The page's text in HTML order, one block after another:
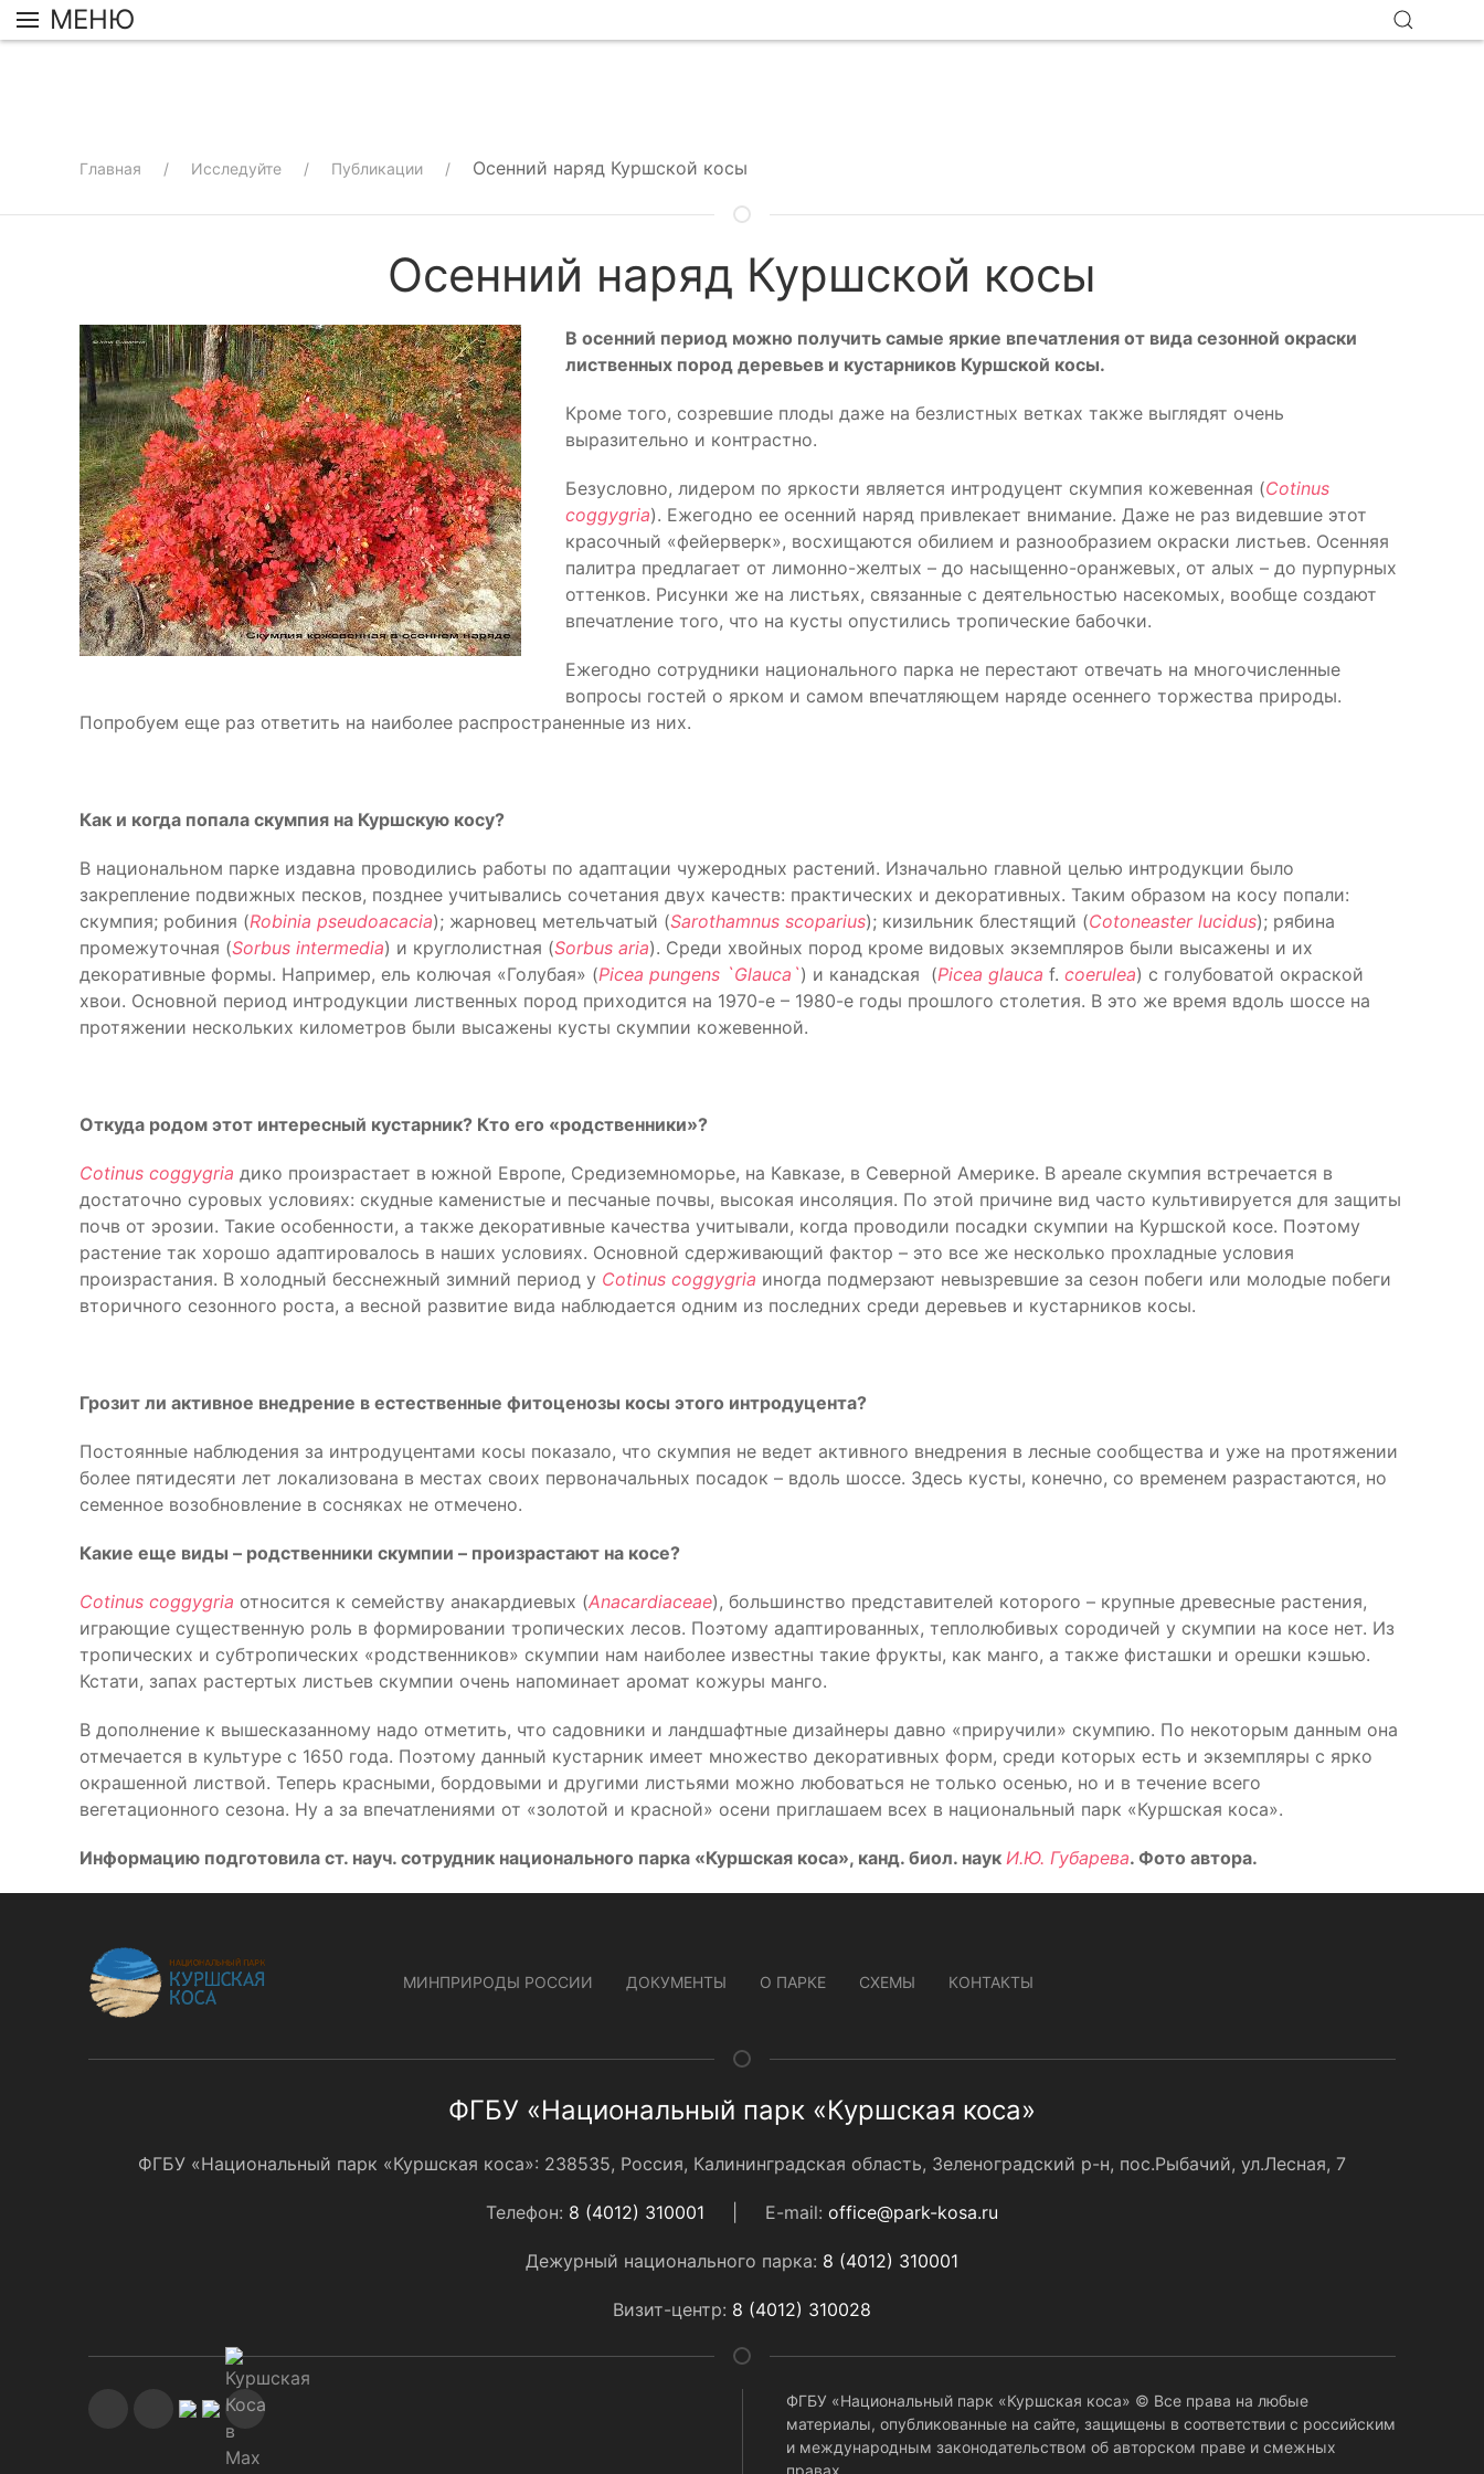
МЕНЮ
Главная Исследуйте Публикации Осенний наряд Куршской косы
Осенний наряд Куршской косы
В осенний период можно получить самые яркие впечатления от вида сезонной окраски
лиственных пород деревьев и кустарников Куршской косы.
Кроме того, созревшие плоды даже на безлистных ветках также выглядят очень
выразительно и контрастно.
Безусловно, лидером по яркости является интродуцент скумпия кожевенная (Cotinus
coggygria). Ежегодно ее осенний наряд привлекает внимание. Даже не раз видевшие этот
красочный «фейерверк», восхищаются обилием и разнообразием окраски листьев. Осенняя
палитра предлагает от лимонно-желтых – до насыщенно-оранжевых, от алых – до пурпурных
оттенков. Рисунки же на листьях, связанные с деятельностью насекомых, вообще создают
впечатление того, что на кусты опустились тропические бабочки.
Ежегодно сотрудники национального парка не перестают отвечать на многочисленные
вопросы гостей о ярком и самом впечатляющем наряде осеннего торжества природы.
Попробуем еще раз ответить на наиболее распространенные из них.
Как и когда попала скумпия на Куршскую косу?
В национальном парке издавна проводились работы по адаптации чужеродных растений. Изначально главной целью интродукции было
закрепление подвижных песков, позднее учитывались сочетания двух качеств: практических и декоративных. Таким образом на косу попали:
скумпия; робиния (Robinia pseudoacacia); жарновец метельчатый (Sarothamnus scoparius); кизильник блестящий (Cotoneaster lucidus); рябина
промежуточная (Sorbus intermedia) и круглолистная (Sorbus aria). Среди хвойных пород кроме видовых экземпляров были высажены и их
декоративные формы. Например, ель колючая «Голубая» (Picea pungens `Glauca`) и канадская (Picea glauca f. coerulea) с голубоватой окраской
хвои. Основной период интродукции лиственных пород приходится на 1970-е – 1980-е годы прошлого столетия. В это же время вдоль шоссе на
протяжении нескольких километров были высажены кусты скумпии кожевенной.
Откуда родом этот интересный кустарник? Кто его «родственники»?
Cotinus coggygria дико произрастает в южной Европе, Средиземноморье, на Кавказе, в Северной Америке. В ареале скумпия встречается в
достаточно суровых условиях: скудные каменистые и песчаные почвы, высокая инсоляция. По этой причине вид часто культивируется для защиты
почв от эрозии. Такие особенности, а также декоративные качества учитывали, когда проводили посадки скумпии на Куршской косе. Поэтому
растение так хорошо адаптировалось в наших условиях. Основной сдерживающий фактор – это все же несколько прохладные условия
произрастания. В холодный бесснежный зимний период у Cotinus coggygria иногда подмерзают невызревшие за сезон побеги или молодые побеги
вторичного сезонного роста, а весной развитие вида наблюдается одним из последних среди деревьев и кустарников косы.
Грозит ли активное внедрение в естественные фитоценозы косы этого интродуцента?
Постоянные наблюдения за интродуцентами косы показало, что скумпия не ведет активного внедрения в лесные сообщества и уже на протяжении
более пятидесяти лет локализована в местах своих первоначальных посадок – вдоль шоссе. Здесь кусты, конечно, со временем разрастаются, но
семенное возобновление в сосняках не отмечено.
Какие еще виды – родственники скумпии – произрастают на косе?
Cotinus coggygria относится к семейству анакардиевых (Anacardiaceae), большинство представителей которого – крупные древесные растения,
играющие существенную роль в формировании тропических лесов. Поэтому адаптированных, теплолюбивых сородичей у скумпии на косе нет. Из
тропических и субтропических «родственников» скумпии нам наиболее известны такие фрукты, как манго, а также фисташки и орешки кэшью.
Кстати, запах растертых листьев скумпии очень напоминает аромат кожуры манго.
В дополнение к вышесказанному надо отметить, что садовники и ландшафтные дизайнеры давно «приручили» скумпию. По некоторым данным она
отмечается в культуре с 1650 года. Поэтому данный кустарник имеет множество декоративных форм, среди которых есть и экземпляры с ярко
окрашенной листвой. Теперь красными, бордовыми и другими листьями можно любоваться не только осенью, но и в течение всего
вегетационного сезона. Ну а за впечатлениями от «золотой и красной» осени приглашаем всех в национальный парк «Куршская коса».
Информацию подготовила ст. науч. сотрудник национального парка «Куршская коса», канд. биол. наук И.Ю. Губарева. Фото автора.
МИНПРИРОДЫ РОССИИ ДОКУМЕНТЫ О ПАРКЕ СХЕМЫ КОНТАКТЫ
ФГБУ «Национальный парк «Куршская коса»
ФГБУ «Национальный парк «Куршская коса»: 238535, Россия, Калининградская область, Зеленоградский р-н, пос.Рыбачий, ул.Лесная, 7
Телефон: 8 (4012) 310001 E-mail: office@park-kosa.ru
Дежурный национального парка: 8 (4012) 310001
Визит-центр: 8 (4012) 310028
ФГБУ «Национальный парк «Куршская коса» © Все права на любые
материалы, опубликованные на сайте, защищены в соответствии с российским
и международным законодательством об авторском праве и смежных
правах.